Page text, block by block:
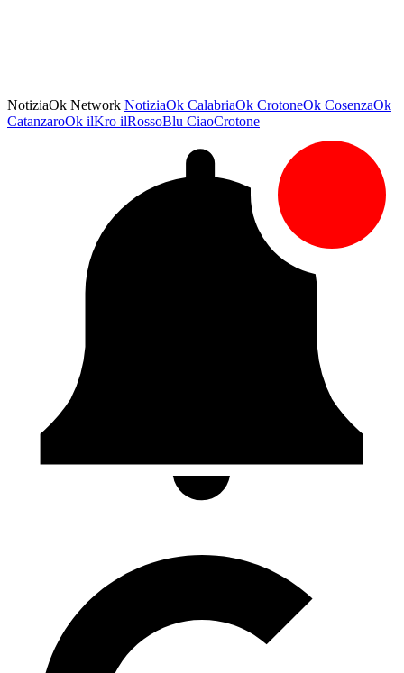
NotiziaOk Network NotiziaOk CalabriaOk CrotoneOk CosenzaOk
CatanzaroOk ilKro ilRossoBlu CiaoCrotone